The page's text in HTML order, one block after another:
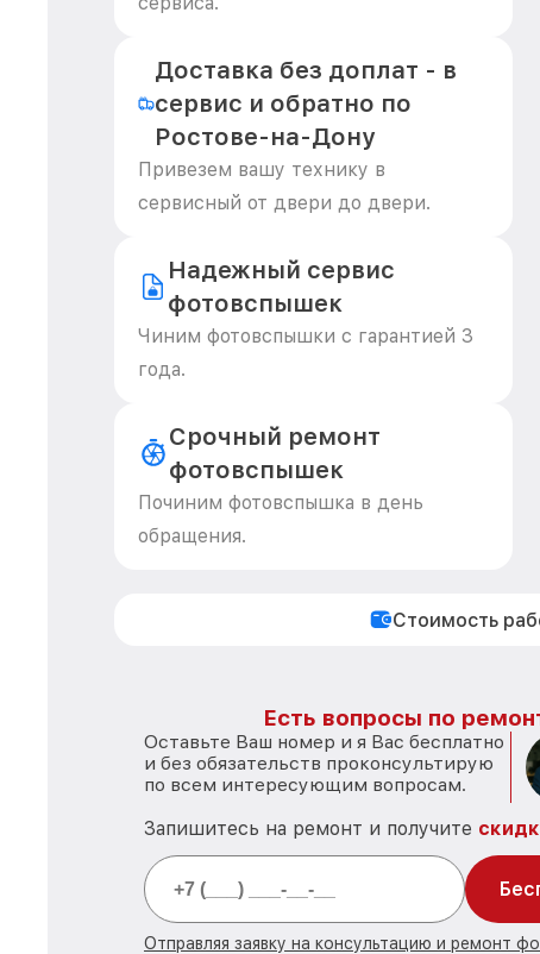
Доставка без доплат - в
сервис и обратно по
Ростове-на-Дону
Привезем вашу технику в
сервисный от двери до двери.
Надежный сервис
фотовспышек
Чиним фотовспышки с гарантией 3
года.
Срочный ремонт
фотовспышек
Починим фотовспышка в день
обращения.
Стоимость
Есть вопросы по
Оставьте Ваш номер и я Вас бесплатно
и без обязательств проконсультирую
по всем интересующим вопросам.
Запишитесь на ремонт и получите
Отправляя заявку на консультацию и ремонт